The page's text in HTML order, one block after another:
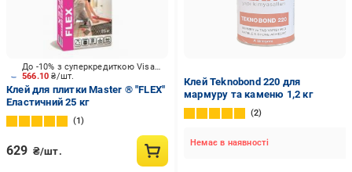
566.10₴/шт.
До -10% з суперкредиткою Visa Вигода
Клей для плитки Master ® "FLEX"
Еластичний 25 кг
1
629 ₴/шт.
Клей Teknobond 220 для
мармуру та каменю 1,2 кг
2
Немає в наявності